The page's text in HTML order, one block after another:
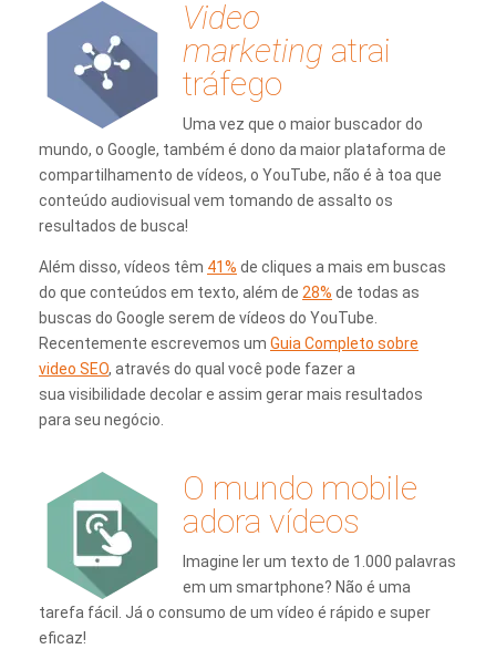
Video
marketing atrai
tráfego
Uma vez que o maior buscador do
mundo, o Google, também é dono da maior plataforma de
compartilhamento de vídeos, o YouTube, não é à toa que
conteúdo audiovisual vem tomando de assalto os
resultados de busca!
Além disso, vídeos têm 41% de cliques a mais em buscas
do que conteúdos em texto, além de 28% de todas as
buscas do Google serem de vídeos do YouTube.
Recentemente escrevemos um Guia Completo sobre
video SEO, através do qual você pode fazer a
sua visibilidade decolar e assim gerar mais resultados
para seu negócio.
O mundo mobile
adora vídeos
Imagine ler um texto de 1.000 palavras
em um smartphone? Não é uma
tarefa fácil. Já o consumo de um vídeo é rápido e super
eficaz!